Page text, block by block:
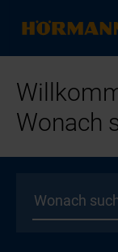
Wonach